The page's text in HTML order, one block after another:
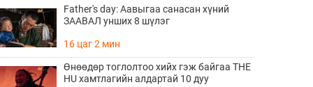
Father's day: Аавыгаа санасан хүний
ЗААВАЛ унших 8 шүлэг
16 цаг 2 мин
Өнөөдөр тоглолтоо хийх гэж байгаа THE
HU хамтлагийн алдартай 10 дуу